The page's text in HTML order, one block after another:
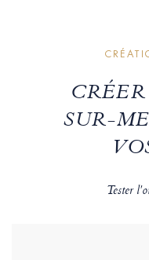
SUR-
Tester